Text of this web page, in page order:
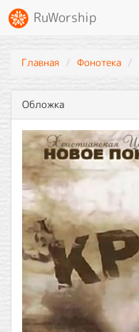
RuWorship
Главная Фонотека
Обложка